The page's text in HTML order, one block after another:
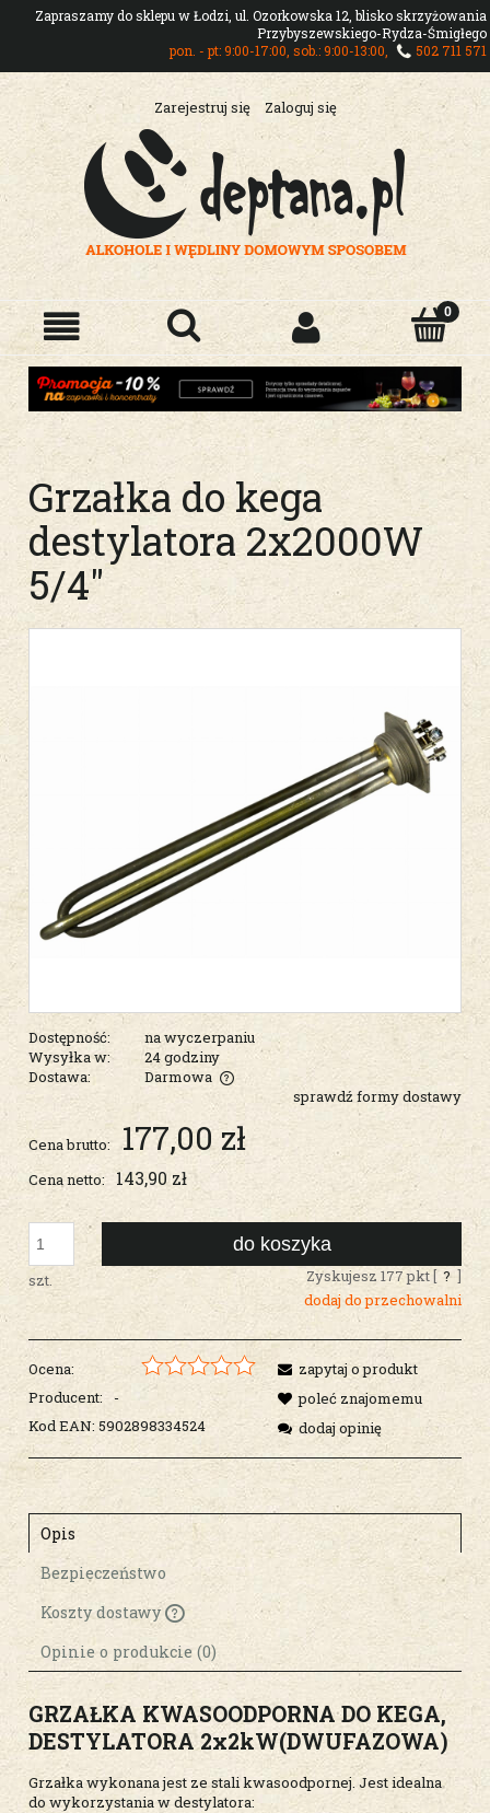
Zapraszamy do sklepu w Łodzi, ul. Ozorkowska 12, blisko skrzyżowania
Przybyszewskiego-Rydza-Śmigłego
pon. - pt: 9:00-17:00, sob.: 9:00-13:00,
502 711 571
Zarejestruj się Zaloguj się
Grzałka do kega
destylatora 2x2000W
5/4"
Dostępność:
na wyczerpaniu
Wysyłka w:
24 godziny
Dostawa:
Darmowa
Cena nie zawiera ewentualnych kosztów płatności
sprawdź formy dostawy
Cena brutto: 177,00 zł
Cena netto: 143,90 zł
szt.
do koszyka
Zyskujesz 177pkt [ ? ]
dodaj do przechowalni
Ocena:
Producent:
-
Kod EAN: 5902898334524
zapytaj o produkt
poleć znajomemu
dodaj opinię
Opis
Bezpieczeństwo
Koszty dostawy
Cena nie zawiera ewentualnych kosztów
płatności
Opinie o produkcie (0)
GRZAŁKA KWASOODPORNA DO KEGA,
DESTYLATORA 2x2kW(DWUFAZOWA)
Grzałka wykonana jest ze stali kwasoodpornej. Jest idealna
do wykorzystania w destylatora: